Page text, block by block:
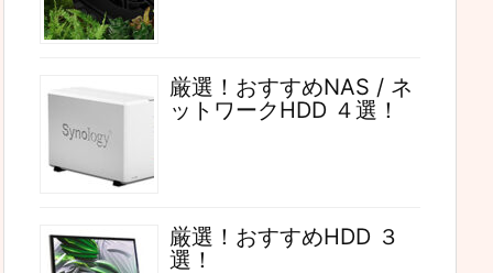
厳選！おすすめNAS / ネ
ットワークHDD ４選！
厳選！おすすめHDD ３
選！